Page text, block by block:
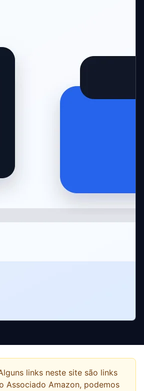
links neste site são links
Associado Amazon, podemos